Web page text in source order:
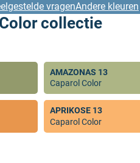
vragenAndere kleuren
collectie
AMAZONAS 13
Caparol Color
APRIKOSE 13
Caparol Color